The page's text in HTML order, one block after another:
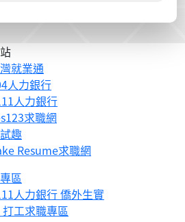
就業通
人力銀行
人力銀行
求職網
趣
Resume求職網
區
人力銀行 僑外生實
打工求職專區